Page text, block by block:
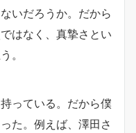
いだろうか。だから
はなく、真摯さとい
。
っている。だから僕
た。例えば、澤田さ